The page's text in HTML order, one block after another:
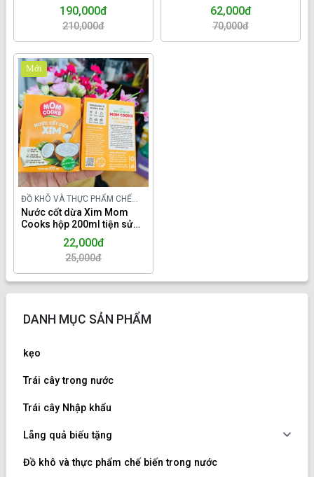
LỢN,KHÔNG BỘT.
190,000đ
210,000đ
62,000đ
70,000đ
ĐỒ KHÔ VÀ THỰC PHẨM CHẾ
BIẾN TRONG NƯỚC
Nước cốt dừa Xim Mom
Cooks hộp 200ml tiện sử
22,000đ
25,000đ
Mới
DANH MỤC SẢN PHẨM
kẹo
Trái cây trong nước
Trái cây Nhập khẩu
Lẵng quả biếu tặng
Đồ khô và thực phẩm chế biến trong nước